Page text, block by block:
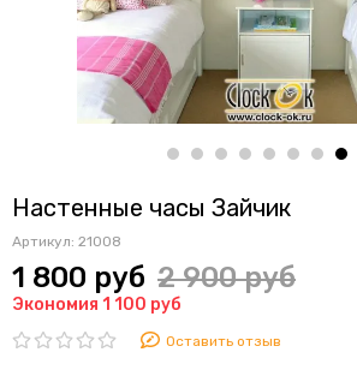
Настенные часы Зайчик
Артикул: 21008
1 800 руб 2 900 руб
Экономия 1 100 руб
Оставить отзыв